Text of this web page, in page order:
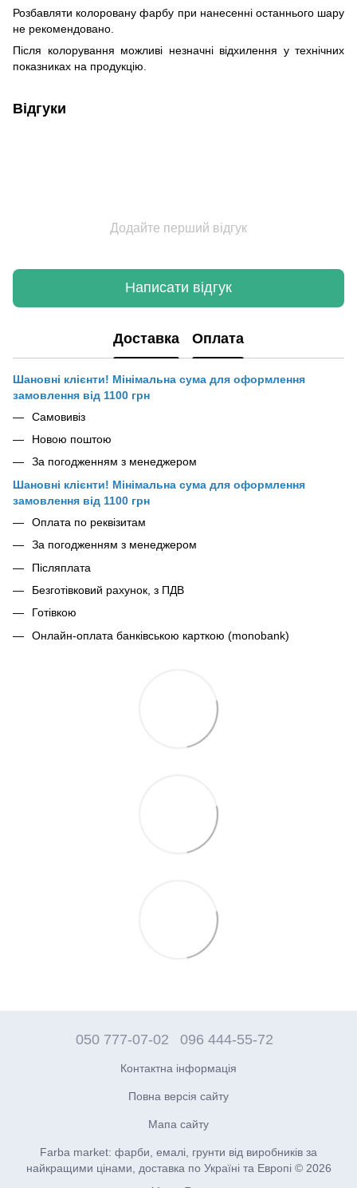
Розбавляти колоровану фарбу при нанесенні останнього шару
не рекомендовано.
Після колорування можливі незначні відхилення у технічних
показниках на продукцію.
Відгуки
Додайте перший відгук
Написати відгук
Доставка Оплата
Шановні клієнти! Мінімальна сума для оформлення
замовлення від 1100 грн
Самовивіз
Новою поштою
За погодженням з менеджером
Шановні клієнти! Мінімальна сума для оформлення
замовлення від 1100 грн
Оплата по реквізитам
За погодженням з менеджером
Післяплата
Безготівковий рахунок, з ПДВ
Готівкою
Онлайн-оплата банківською карткою (monobank)
050 777-07-02 096 444-55-72
Контактна інформація
Повна версія сайту
Мапа сайту
Farba market: фарби, емалі, грунти від виробників за
найкращими цінами, доставка по Україні та Европі © 2026